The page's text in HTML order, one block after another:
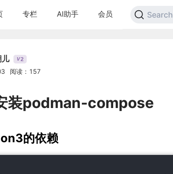
专栏 AI助手 会员 Search
V2
阅读：157
装podman-compose
的依赖